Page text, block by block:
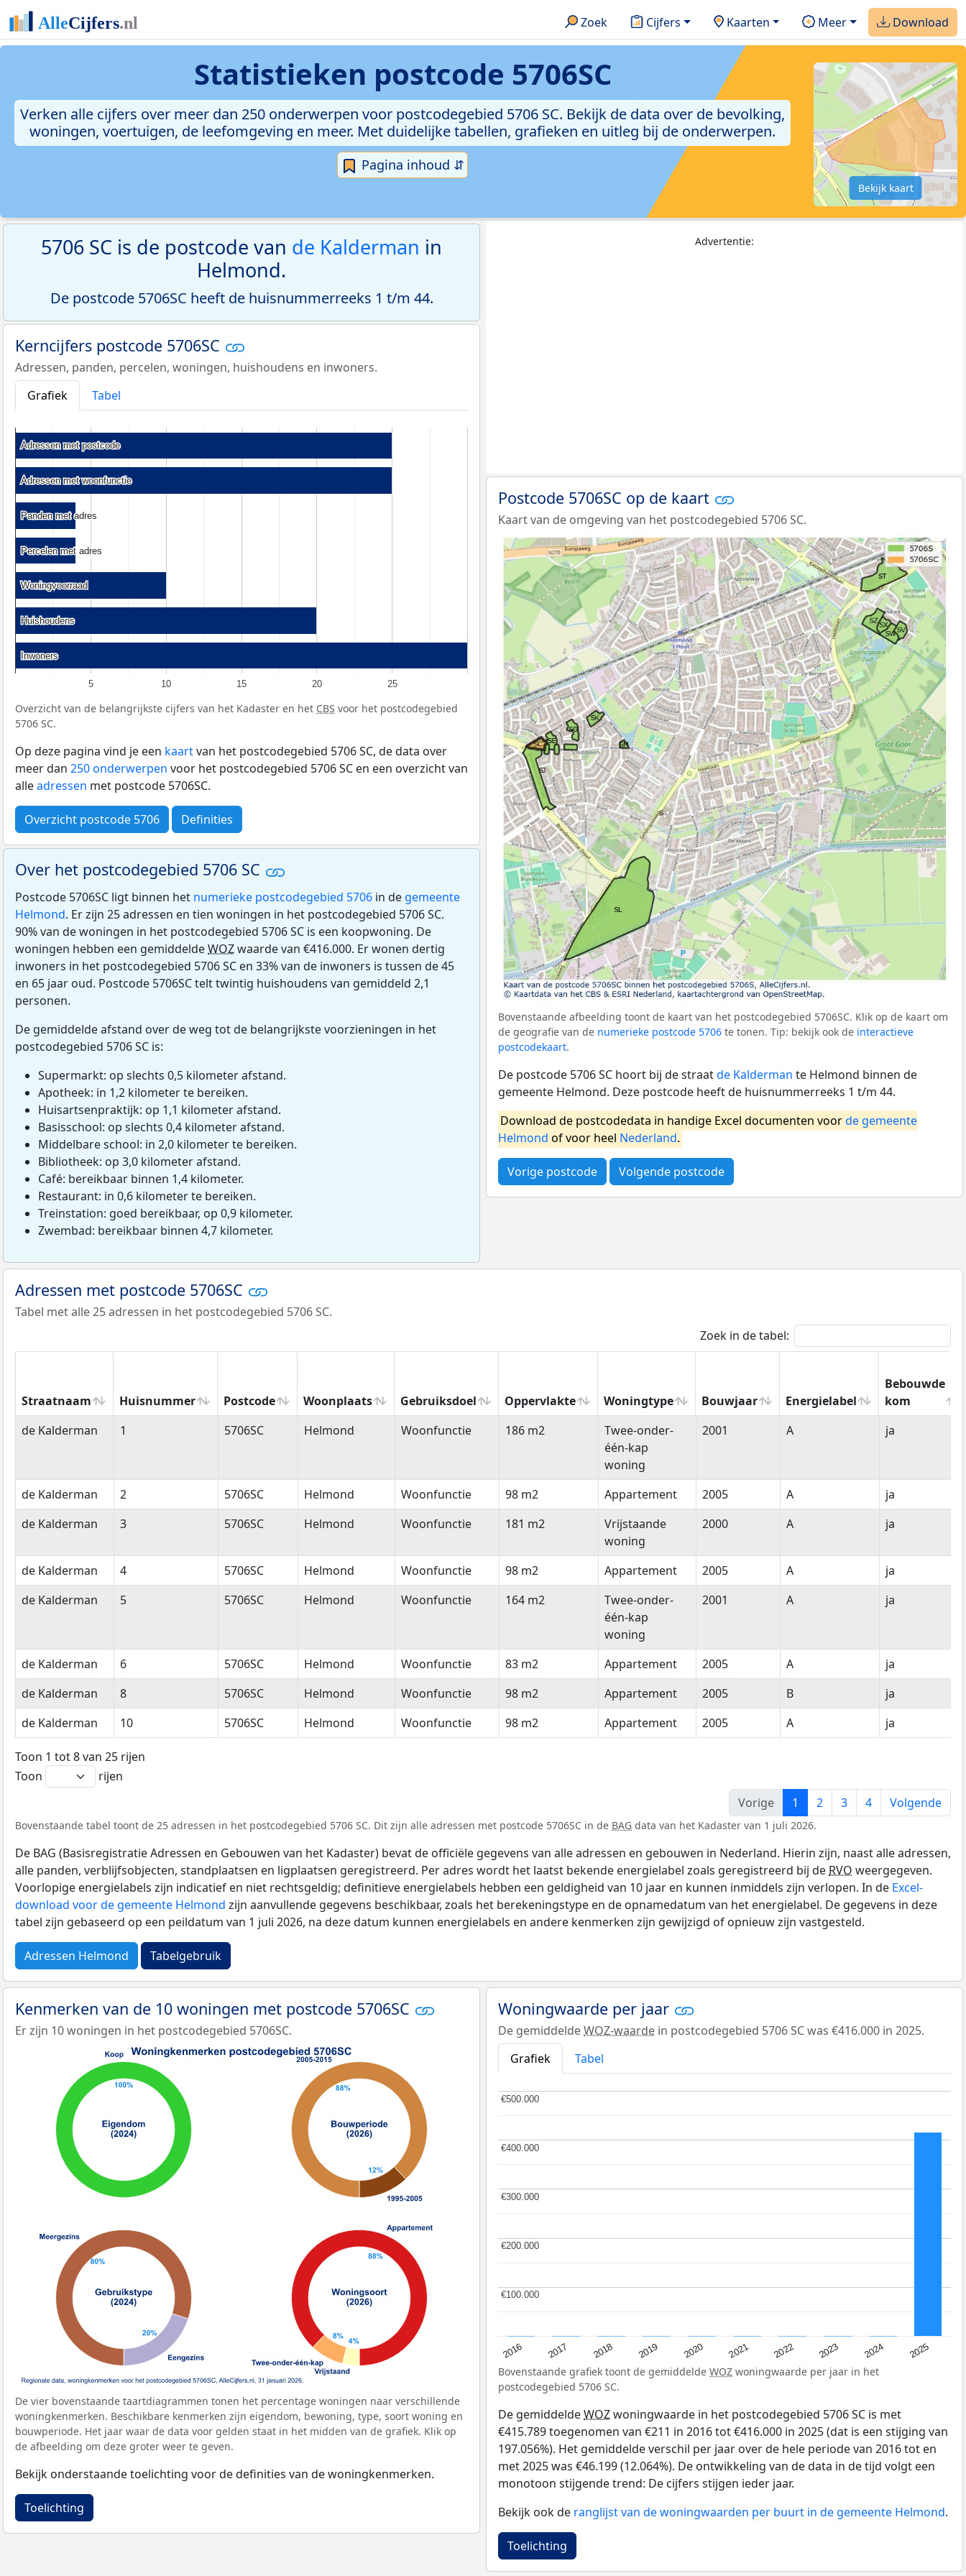
Zoek Cijfers Kaarten Meer Download
Statistieken postcode 5706SC
Verken alle cijfers over meer dan 250 onderwerpen voor postcodegebied 5706 SC. Bekijk de data over de bevolking,
woningen, voertuigen, de leefomgeving en meer. Met duidelijke tabellen, grafieken en uitleg bij de onderwerpen.
Pagina inhoud ⇵
Bekijk kaart
5706 SC is de postcode van de Kalderman in
Helmond.
De postcode 5706SC heeft de huisnummerreeks 1 t/m 44.
Kerncijfers postcode 5706SC
Adressen, panden, percelen, woningen, huishoudens en inwoners.
Grafiek
Tabel
5 10 15 20 25
Adressen met postcode
Adressen met postcode
Adressen met woonfunctie
Adressen met woonfunctie
Panden met adres
Panden met adres
Percelen met adres
Percelen met adres
Woningvoorraad
Woningvoorraad
Huishoudens
Huishoudens
Inwoners
Inwoners
Overzicht van de belangrijkste cijfers van het Kadaster en het CBS voor het postcodegebied
5706 SC.
Op deze pagina vind je een kaartvan het postcodegebied 5706 SC, de data over
meer dan 250 onderwerpen voor het postcodegebied 5706 SC en een overzicht van
alleadressen met postcode 5706SC.
Overzicht postcode 5706 Definities
Over het postcodegebied 5706 SC
Postcode 5706SC ligt binnen het numerieke postcodegebied 5706 in de gemeente
Helmond. Er zijn 25 adressen en tien woningen in het postcodegebied 5706 SC.
90% van de woningen in het postcodegebied 5706 SC is een koopwoning. De
woningen hebben een gemiddeldeWOZwaarde van €416.000. Er wonen dertig
inwoners in het postcodegebied 5706 SC en 33% van de inwoners is tussen de 45
en 65 jaar oud. Postcode 5706SC telt twintig huishoudens van gemiddeld 2,1
personen.
De gemiddelde afstand over de weg tot de belangrijkste voorzieningen in het
postcodegebied 5706 SC is:
Supermarkt: op slechts 0,5 kilometer afstand.
Apotheek: in 1,2 kilometer te bereiken.
Huisartsenpraktijk: op 1,1 kilometer afstand.
Basisschool: op slechts 0,4 kilometer afstand.
Middelbare school: in 2,0 kilometer te bereiken.
Bibliotheek: op 3,0 kilometer afstand.
Café: bereikbaar binnen 1,4 kilometer.
Restaurant: in 0,6 kilometer te bereiken.
Treinstation: goed bereikbaar, op 0,9 kilometer.
Zwembad: bereikbaar binnen 4,7 kilometer.
Advertentie:
Postcode 5706SC op de kaart
Kaart van de omgeving van het postcodegebied 5706 SC.
Bovenstaande afbeelding toont de kaart van het postcodegebied 5706SC. Klik op de kaart om
de geografie van de numerieke postcode 5706 te tonen. Tip: bekijk ook de interactieve
postcodekaart.
De postcode 5706 SC hoort bij de straatde Kalderman te Helmond binnen de
gemeente Helmond. Deze postcode heeft de huisnummerreeks 1 t/m 44.
Download de postcodedata in handige Excel documenten voorde gemeente
Helmond of voor heel Nederland.
Vorige postcode Volgende postcode
Adressen met postcode 5706SC
Tabel met alle 25 adressen in het postcodegebied 5706 SC.
Zoek in de tabel:
Straatnaam Huisnummer Postcode Woonplaats Gebruiksdoel Oppervlakte Woningtype Bouwjaar Energielabel
Bebouwde
kom
Straatnaam
Huisnummer Postcode Woonplaats Gebruiksdoel Oppervlakte Woningtype Bouwjaar Energielabel
Bebouwde
kom
de Kalderman 1 5706SC Helmond Woonfunctie 186 m2
Twee-onder-
één-kap
woning
2001 A ja
de Kalderman 2 5706SC Helmond Woonfunctie 98 m2 Appartement 2005 A
ja
de Kalderman
3 5706SC Helmond Woonfunctie 181 m2
Vrijstaande
woning
2000 A ja
de Kalderman 4 5706SC Helmond Woonfunctie 98 m2 Appartement 2005 A
ja
de Kalderman
5 5706SC Helmond Woonfunctie 164 m2
Twee-onder-
één-kap
woning
2001 A ja
de Kalderman 6 5706SC Helmond Woonfunctie 83 m2 Appartement 2005 A
ja
de Kalderman
8 5706SC Helmond Woonfunctie 98 m2 Appartement 2005 B
ja
de Kalderman
10 5706SC Helmond Woonfunctie 98 m2 Appartement 2005 A ja
Toon 1 tot 8 van 25 rijen
Toon
rijen
Vorige
1 2 3 4 Volgende
Bovenstaande tabel toont de 25 adressen in het postcodegebied 5706 SC. Dit zijn alle adressen met postcode 5706SC in de BAG data van het Kadaster van 1 juli 2026.
De BAG (Basisregistratie Adressen en Gebouwen van het Kadaster) bevat de officiële gegevens van alle adressen en gebouwen in Nederland. Hierin zijn, naast alle adressen,
alle panden, verblijfsobjecten, standplaatsen en ligplaatsen geregistreerd. Per adres wordt het laatst bekende energielabel zoals geregistreerd bij de RVO weergegeven.
Voorlopige energielabels zijn indicatief en niet rechtsgeldig; definitieve energielabels hebben een geldigheid van 10 jaar en kunnen inmiddels zijn verlopen. In de Excel-
download voor de gemeente Helmond zijn aanvullende gegevens beschikbaar, zoals het berekeningstype en de opnamedatum van het energielabel. De gegevens in deze
tabel zijn gebaseerd op een peildatum van 1 juli 2026, na deze datum kunnen energielabels en andere kenmerken zijn gewijzigd of opnieuw zijn vastgesteld.
Adressen Helmond Tabelgebruik
Kenmerken van de 10 woningen met postcode 5706SC
Er zijn 10 woningen in het postcodegebied 5706SC.
De vier bovenstaande taartdiagrammen tonen het percentage woningen naar verschillende
woningkenmerken. Beschikbare kenmerken zijn eigendom, bewoning, type, soort woning en
bouwperiode. Het jaar waar de data voor gelden staat in het midden van de grafiek. Klik op
de afbeelding om deze groter weer te geven.
Bekijk onderstaande toelichting voor de definities van de woningkenmerken.
Toelichting
Woningwaarde per jaar
De gemiddeldeWOZ-waarde in postcodegebied 5706 SC was €416.000 in 2025.
Grafiek
Tabel
2016 2017 2018 2019 2020 2021 2022 2023 2024 2025
€100.000
€100.000
€200.000
€200.000
€300.000
€300.000
€400.000
€400.000
€500.000
€500.000
Bovenstaande grafiek toont de gemiddelde WOZ woningwaarde per jaar in het
postcodegebied 5706 SC.
De gemiddeldeWOZwoningwaarde in het postcodegebied 5706 SC is met
€415.789 toegenomen van €211 in 2016 tot €416.000 in 2025 (dat is een stijging van
197.056%). Het gemiddelde verschil per jaar over de hele periode van 2016 tot en
met 2025 was €46.199 (12.064%). De ontwikkeling van de data in de tijd volgt een
monotoon stijgende trend: De cijfers stijgen ieder jaar.
Bekijk ook de ranglijst van de woningwaarden per buurt in de gemeente Helmond.
Toelichting